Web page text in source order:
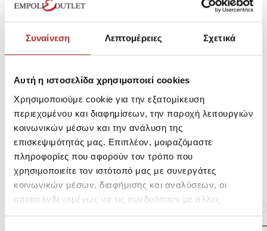
Συναίνεση Λεπτομέρειες Σχετικά
Αυτή η ιστοσελίδα χρησιμοποιεί cookies
Χρησιμοποιούμε cookie για την εξατομίκευση
περιεχομένου και διαφημίσεων, την παροχή λειτουργιών
κοινωνικών μέσων και την ανάλυση της
επισκεψιμότητάς μας. Επιπλέον, μοιραζόμαστε
πληροφορίες που αφορούν τον τρόπο που
χρησιμοποιείτε τον ιστότοπό μας με συνεργάτες
κοινωνικών μέσων, διαφήμισης και αναλύσεων, οι
οποίοι ενδεχομένως να τις συνδυάσουν με άλλες
πληροφορίες που τους έχετε παραχωρήσει ή τις οποίες
SKU: 25298108C0362
Αποστολές Προϊόντων
Επιστροφές Προϊόντων
Ίδια κατηγορία Ίδιο Brand